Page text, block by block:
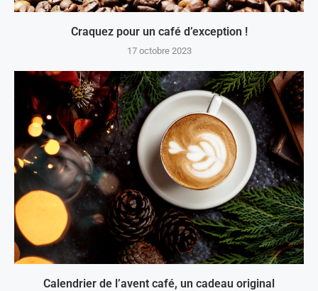
Craquez pour un café d’exception !
17 octobre 2023
Calendrier de l’avent café, un cadeau original